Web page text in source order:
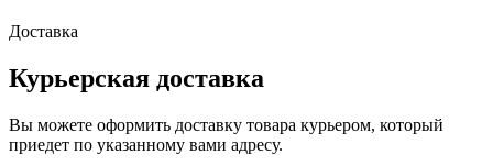
Доставка
Курьерская доставка
Вы можете оформить доставку товара курьером, который
приедет по указанному вами адресу.